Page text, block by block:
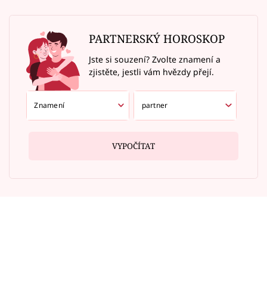
PARTNERSKÝ HOROSKOP
Jste si souzení? Zvolte znamení a
zjistěte, jestli vám hvězdy přejí.
VYPOČÍTAT